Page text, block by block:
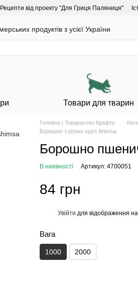
Рецепти від проекту "Для Гриця Паляниця"
продуктів з усієї України
Товари для тварин
Головна | Товариство Крафту
Борошно з різних круп Ahimsa
Борошно
В наявності Артикул: 4700051
84 грн
Увійти для відображення
Вага
1000 2000